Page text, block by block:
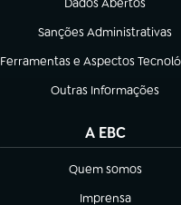
Dados Abertos
(abre em nova aba)
Sanções Administrativas
(abre em nova aba)
Ferramentas e Aspectos
(abre em nova aba)
Outras Informações
(abre em nova aba)
A EBC
Quem somos
(abre em nova aba)
Imprensa